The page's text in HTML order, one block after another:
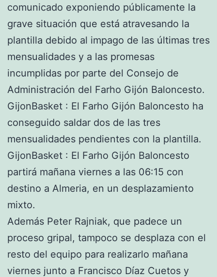
comunicado exponiendo públicamente la
grave situación que está atravesando la
plantilla debido al impago de las últimas tres
mensualidades y a las promesas
incumplidas por parte del Consejo de
Administración del Farho Gijón Baloncesto.
GijonBasket : El Farho Gijón Baloncesto ha
conseguido saldar dos de las tres
mensualidades pendientes con la plantilla.
GijonBasket : El Farho Gijón Baloncesto
partirá mañana viernes a las 06:15 con
destino a Almeria, en un desplazamiento
mixto.
Además Peter Rajniak, que padece un
proceso gripal, tampoco se desplaza con el
resto del equipo para realizarlo mañana
viernes junto a Francisco Díaz Cuetos y